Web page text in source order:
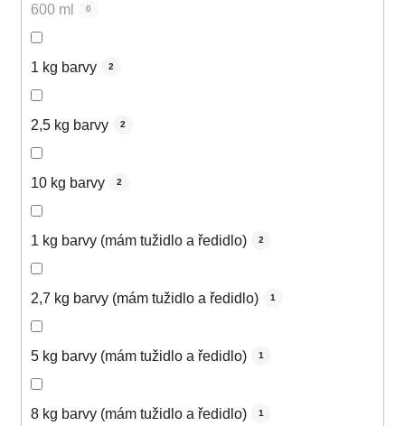
600 ml 0
1 kg barvy 2
2,5 kg barvy 2
10 kg barvy 2
1 kg barvy (mám tužidlo a ředidlo) 2
2,7 kg barvy (mám tužidlo a ředidlo) 1
5 kg barvy (mám tužidlo a ředidlo) 1
8 kg barvy (mám tužidlo a ředidlo) 1